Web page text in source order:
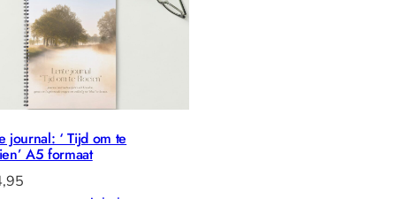
journal: ‘ Tijd om te
A5 formaat